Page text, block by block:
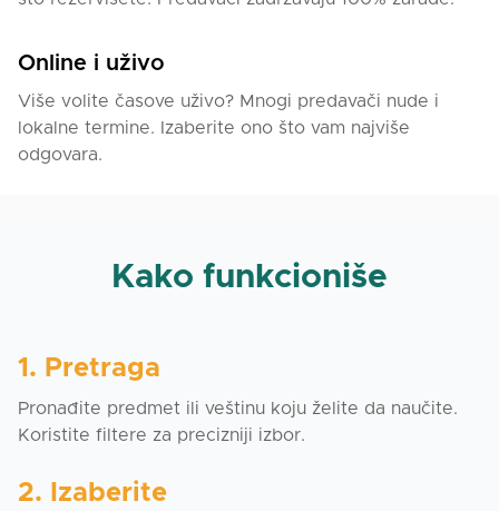
Online i uživo
Više volite časove uživo? Mnogi predavači nude i
lokalne termine. Izaberite ono što vam najviše
odgovara.
Kako funkcioniše
1. Pretraga
Pronađite predmet ili veštinu koju želite da naučite.
Koristite filtere za precizniji izbor.
2. Izaberite